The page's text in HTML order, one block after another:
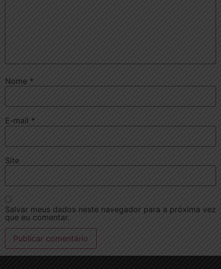
Nome *
E-mail *
Site
Salvar meus dados neste navegador para a próxima vez
que eu comentar.